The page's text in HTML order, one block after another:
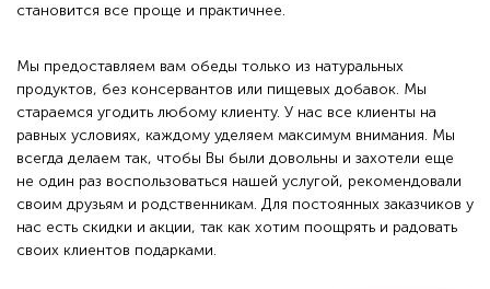
становится все проще и практичнее.
Мы предоставляем вам обеды только из натуральных
продуктов, без консервантов или пищевых добавок. Мы
стараемся угодить любому клиенту. У нас все клиенты на
равных условиях, каждому уделяем максимум внимания. Мы
всегда делаем так, чтобы Вы были довольны и захотели еще
не один раз воспользоваться нашей услугой, рекомендовали
своим друзьям и родственникам. Для постоянных заказчиков у
нас есть скидки и акции, так как хотим поощрять и радовать
своих клиентов подарками.